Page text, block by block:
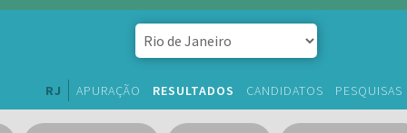
RJ APURAÇÃO RESULTADOS CANDIDATOS PESQUISAS